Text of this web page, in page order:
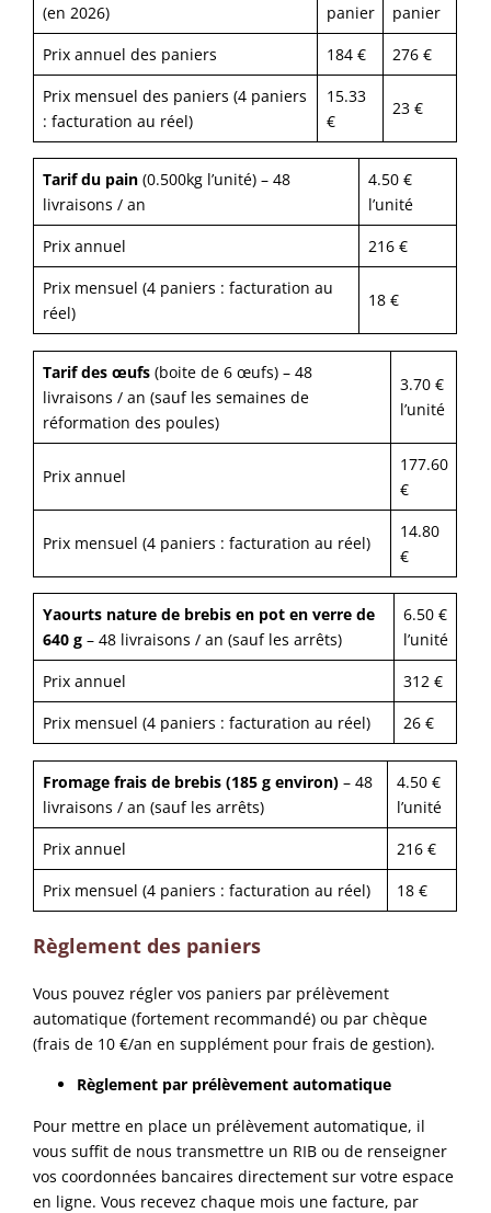
(en 2026)
panier
panier
Prix annuel des paniers
184 €
276 €
Prix mensuel des paniers (4 paniers
: facturation au réel)
15.33
€
23 €
Tarif du pain (0.500kg l’unité) – 48
livraisons / an
4.50 €
l’unité
Prix annuel
216 €
Prix mensuel (4 paniers : facturation au
réel)
18 €
Tarif des œufs (boite de 6 œufs) – 48
livraisons / an (sauf les semaines de
réformation des poules)
3.70 €
l’unité
Prix annuel
177.60
€
Prix mensuel (4 paniers : facturation au réel)
14.80
€
Yaourts nature de brebis en pot en verre de
640 g – 48 livraisons / an (sauf les arrêts)
6.50 €
l’unité
Prix annuel
312 €
Prix mensuel (4 paniers : facturation au réel)
26 €
Fromage frais de brebis (185 g environ)– 48
livraisons / an (sauf les arrêts)
4.50 €
l’unité
Prix annuel
216 €
Prix mensuel (4 paniers : facturation au réel)
18 €
Règlement des paniers
Vous pouvez régler vos paniers par prélèvement
automatique (fortement recommandé) ou par chèque
(frais de 10 €/an en supplément pour frais de gestion).
Règlement par prélèvement automatique
Pour mettre en place un prélèvement automatique, il
vous suffit de nous transmettre un RIB ou de renseigner
vos coordonnées bancaires directement sur votre espace
en ligne. Vous recevez chaque mois une facture, par